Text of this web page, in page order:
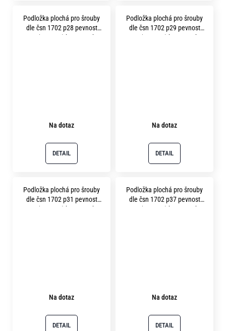
Podložka plochá pro šrouby
dle čsn 1702 p28 pevnost
12.9 ( 400HV ) bez povrchu
Na dotaz
DETAIL
Podložka plochá pro šrouby
dle čsn 1702 p29 pevnost
12.9 ( 400HV ) bez povrchu
Na dotaz
DETAIL
Podložka plochá pro šrouby
dle čsn 1702 p31 pevnost
12.9 ( 400HV ) bez povrchu
Na dotaz
DETAIL
Podložka plochá pro šrouby
dle čsn 1702 p37 pevnost
12.9 ( 400HV ) bez povrchu
Na dotaz
DETAIL